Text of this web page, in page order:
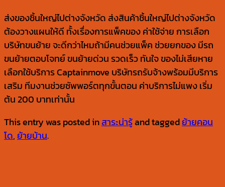
ส่งของชิ้นใหญ่ไปต่างจังหวัด ส่งสินค้าชิ้นใหญ่ไปต่างจังหวัด
ต้องวางแผนให้ดี ทั้งเรื่องการแพ็คของ ค่าใช้จ่าย การเลือก
บริษัทขนย้าย จะดีกว่าไหมถ้ามีคนช่วยแพ็ค ช่วยยกของ มีรถ
ขนย้ายตอบโจทย์ ขนย้ายด่วน รวดเร็ว ทันใจ ของไม่เสียหาย
เลือกใช้บริการ Captainmove บริษัทรถรับจ้างพร้อมมีบริการ
เสริม ทีมงานช่วยซัพพอร์ตทุกขั้นตอน ค่าบริการไม่แพง เริ่ม
ต้น 200 บาทเท่านั้น
This entry was posted inสาระน่ารู้and taggedย้ายคอน
โด,ย้ายบ้าน.